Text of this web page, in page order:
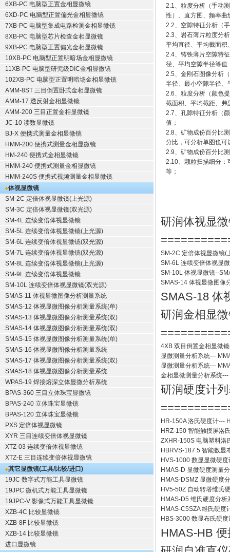
6XB-PC 电脑型正置金相显微镜
6XD-PC 电脑型正置偏光金相显微镜
7XB-PC 电脑型集成电路检测金相显微镜
8XB-PC 电脑型芯片检查金相显微镜
9XB-PC 电脑型正置偏光金相显微镜
10XB-PC 电脑型正置明暗场金相显微镜
11XB-PC 电脑型研究级DIC金相显微镜
102XB-PC 电脑型正置明暗场金相显微镜
AMM-8ST 三目倒置卧式金相显微镜
AMM-17 透反射金相显微镜
AMM-200 三目正置金相显微镜
JC-10 读数显微镜
BJ-X 便携式测量金相显微镜
HMM-200 便携式测量金相显微镜
HM-240 便携式金相显微镜
HMM-240 便携式测量金相显微镜
HMM-240S 便携式视频测量金相显微镜
体视显微镜
SM-2C 定倍体视显微镜(上光源)
SM-3C 定倍体视显微镜(双光源)
SM-4L 连续变倍体视显微镜
SM-5L 连续变倍体视显微镜(上光源)
SM-6L 连续变倍体视显微镜(双光源)
SM-7L 连续变倍体视显微镜(双光源)
SM-8L 连续变倍体视显微镜(上光源)
SM-9L 连续变倍体视显微镜
SM-10L 连续变倍体视显微镜(双光源)
SMAS-11 体视显微图像分析测量系统
SMAS-12 体视显微图像分析测量系统(单)
SMAS-13 体视显微图像分析测量系统(双)
SMAS-14 体视显微图像分析测量系统(双)
SMAS-15 体视显微图像分析测量系统(单)
SMAS-16 体视显微图像分析测量系统
SMAS-17 体视显微图像分析测量系统(双)
SMAS-18 体视显微图像分析测量系统
WPAS-19 焊接熔深立体显微分析系统
BPAS-360 三目立体珠宝显微镜
BPAS-240 立体珠宝显微镜
BPAS-120 立体珠宝显微镜
PXS 定倍体视显微镜
XYR 三目连续变倍体视显微镜
XTZ-03 连续变倍体视显微镜
XTZ-E 三目连续变倍体视显微镜
其它显微镜(工具/比较/进口)
19JC 数字式万能工具显微镜
19JPC 微机式万能工具显微镜
19JPC-V 影像式万能工具显微镜
XZB-4C 比较显微镜
XZB-8F 比较显微镜
XZB-14 比较显微镜
进口显微镜
2.1、粒度分析（手动
性）、直方图、频率曲
2.2、空隙特征分析（
2.3、岩石薄片粒度分
平均直径、平均截面积
2.4、铸铁薄片空隙特
径、平均空隙半径等值
2.5、金刚石图像分析
半径、最小空隙半径、
2.6、粒度分析（颜色
截面积、平均截距、弗
2.7、孔隙特征分析（
值；
2.8、矿物成份百分比
分比，可分析单图也可
2.9、矿物成份百分比
2.10、颗粒扫描细分：
等；
研润体视显
SM-2C 定倍体视显微镜(
SM-6L 连续变倍体视显
SM-10L 体视显微镜--
SMAS-14 体视显微图像
SMAS-18 体
研润金相显
4XB 双目倒置金相显微镜
显微测量分析系统---
显微测量分析系统---
金相显微测量分析系统---
研润硬度计
HR-150A 洛氏硬度计---
HRZ-150 智能触摸屏洛
ZXHR-150S 电脑塑料洛
HBRVS-187.5 智能数显
HVS-1000 数显显微硬度
HMAS-D 显微硬度测量
HMAS-DSMZ 显微硬度
HV5-50Z 自动转塔维氏
HMAS-D5 维氏硬度分析
HMAS-C5SZA 维氏硬度
HBS-3000 数显布氏硬度
HMAS-HB